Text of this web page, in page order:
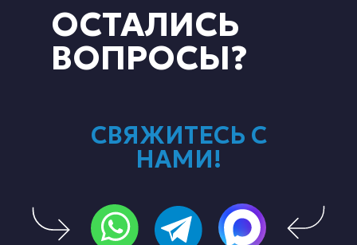
СВЯЖИТЕСЬ С
НАМИ!
ОСТАЛИСЬ
ВОПРОСЫ?